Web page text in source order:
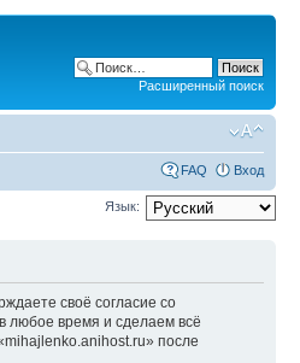
Расширенный поиск
FAQ Вход
Язык:
своё согласие со
любое время и сделаем всё
после